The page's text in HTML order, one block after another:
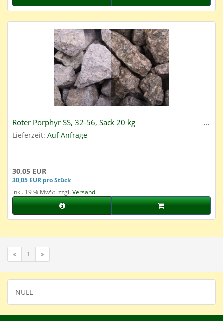
Roter Porphyr SS, 32-56, Sack 20 kg
Lieferzeit: Auf Anfrage
30,05 EUR
30,05 EUR pro Stück
inkl. 19 % MwSt. zzgl.Versand
1
NULL